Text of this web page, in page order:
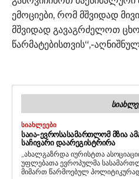
ემოციები, რომ მშვიდად
მშვიდად გავაგრძელოთ
წარმატებისთვის“,-
ᲡᲘᲐᲮᲚᲔᲔᲑᲘ
ᲡᲐᲘᲐ-ᲔᲕᲠᲝᲡᲐᲡᲐᲛᲐᲠᲗᲚᲝᲛ ᲛᲖᲘᲐ
ᲡᲐᲩᲘᲕᲐᲠᲘ ᲓᲐᲐᲠᲔᲒᲘᲡᲢᲠᲘᲠᲐ
„ახალგაზრდა იურისტთა
უფლებათა ევროპულმა
მიმართ წარმოებულ